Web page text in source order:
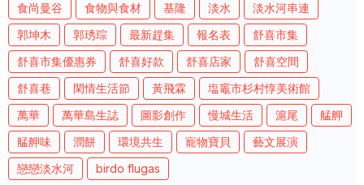
食尚曼谷
食物與食材 基隆 淡水
淡水河串連
郭坤木
郭琇琮 最新趕集 報名表
舒喜市集
舒喜市集優惠券
舒喜好款 舒喜店家
舒喜空間
舒喜巷
閑情生活節 黃飛霖
塩竈市杉村惇美術館
萬華
萬華島生誌 圖影創作 慢城生活 滬尾
艋舺
艋舺味
潤餅 環境共生 寵物寶貝
藝文展演
戀戀淡水河
birdo flugas